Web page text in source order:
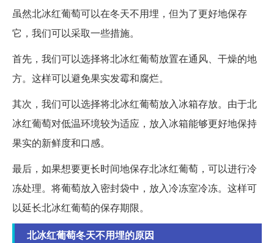
虽然北冰红葡萄可以在冬天不用埋，但为了更好地保存
它，我们可以采取一些措施。
首先，我们可以选择将北冰红葡萄放置在通风、干燥的地
方。这样可以避免果实发霉和腐烂。
其次，我们可以选择将北冰红葡萄放入冰箱存放。由于北
冰红葡萄对低温环境较为适应，放入冰箱能够更好地保持
果实的新鲜度和口感。
最后，如果想要更长时间地保存北冰红葡萄，可以进行冷
冻处理。将葡萄放入密封袋中，放入冷冻室冷冻。这样可
以延长北冰红葡萄的保存期限。
北冰红葡萄冬天不用埋的原因